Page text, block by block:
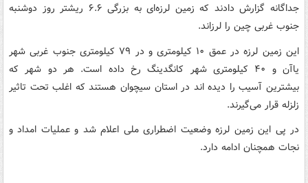
جداگانه گزارش دادند که زمین لرزه‌ای به بزرگی ۶.۶ ریشتر روز دوشنبه
جنوب غربی چین را لرزاند.
این زمین لرزه در عمق ۱۰ کیلومتری و در ۷۹ کیلومتری جنوب غربی شهر
یاآن و ۴۰ کیلومتری شهر کانگدینگ رخ داده است. هر دو شهر که
بیشترین آسیب را دیده اند در استان سیچوان هستند که اغلب تحت تاثیر
زلزله قرار می‌گیرند.
در پی این زمین لرزه وضعیت اضطراری ملی اعلام شد و عملیات امداد و
نجات همچنان ادامه دارد.